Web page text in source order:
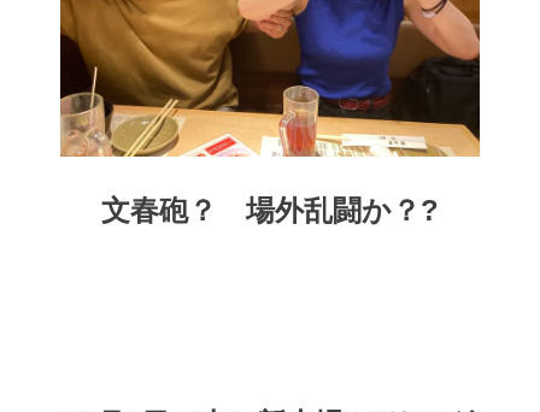
文春砲？ 場外乱闘か？?